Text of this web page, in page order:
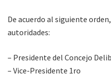
De acuerdo al siguiente
autoridades:
– Presidente del Concejo
– Vice-Presidente 1ro